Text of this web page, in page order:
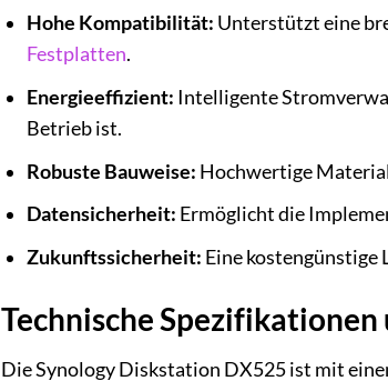
Hohe Kompatibilität: Unterstützt eine
Festplatten.
Energieeffizient: Intelligente
Betrieb ist.
Robuste Bauweise: Hochwertige
Datensicherheit: Ermöglicht die
Zukunftssicherheit: Eine kostengünstige
Technische
Die Synology Diskstation DX525 ist mit